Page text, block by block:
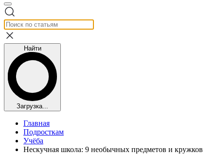
Найти
Загрузка...
Главная
Подросткам
Учёба
Нескучная школа: 9 необычных предметов и кружков